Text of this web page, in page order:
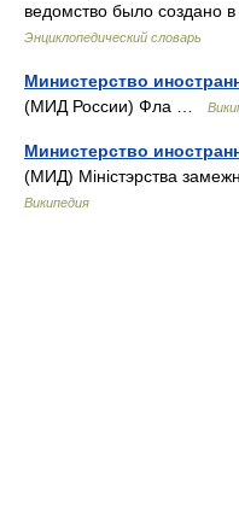
ведомство было создано
Энциклопедический словарь
Министерство
(МИД России) Фла …
Министерство
(МИД) Міністэрства
Википедия